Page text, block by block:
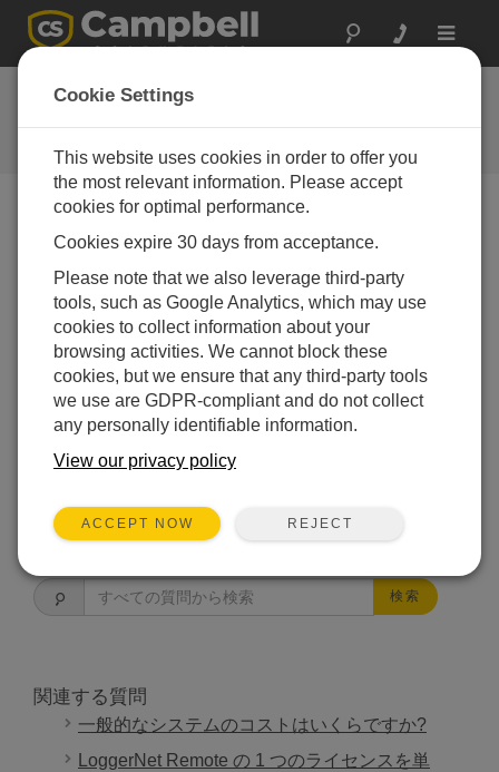
Toggle
よくある質問
当社の製品とソリューションに関
するよくある質問
BaroVue™10 で使用される乗数とオフセッ
ト値は何ですか?
SDI-12 または RS-232 通信プロトコルを使用する
場合、圧力測定値は hPa、kPa、mmHg、inHg、
または PSI で返されます。詳細については、
BaroVue 10 のマニュアルを参照してください。異
なる測定単位が必要な場合は、変換表を参照して
ください。
この回答は役に立ちましたか？
検索
関連する質問
一般的なシステムのコストはいくらですか?
LoggerNet Remote の 1 つのライセンスを単
Cookie Settings
This website uses cookies in order to offer you
the most relevant information. Please accept
cookies for optimal performance.
Cookies expire 30 days from acceptance.
Please note that we also leverage third-party
tools, such as Google Analytics, which may use
cookies to collect information about your
browsing activities. We cannot block these
cookies, but we ensure that any third-party tools
we use are GDPR-compliant and do not collect
any personally identifiable information.
View our privacy policy
ACCEPT NOW REJECT